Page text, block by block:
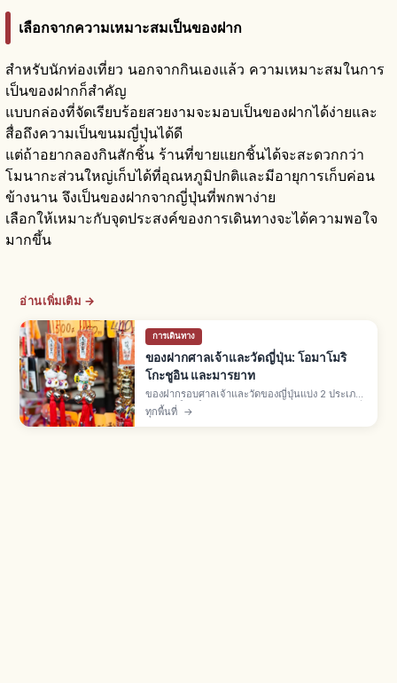
เลือกจากความเหมาะสมเป็นของฝาก
สำหรับนักท่องเที่ยว นอกจากกินเองแล้ว ความเหมาะสมในการ
เป็นของฝากก็สำคัญ
แบบกล่องที่จัดเรียบร้อยสวยงามจะมอบเป็นของฝากได้ง่ายและ
สื่อถึงความเป็นขนมญี่ปุ่นได้ดี
แต่ถ้าอยากลองกินสักชิ้น ร้านที่ขายแยกชิ้นได้จะสะดวกกว่า
โมนากะส่วนใหญ่เก็บได้ที่อุณหภูมิปกติและมีอายุการเก็บค่อน
ข้างนาน จึงเป็นของฝากจากญี่ปุ่นที่พกพาง่าย
เลือกให้เหมาะกับจุดประสงค์ของการเดินทางจะได้ความพอใจ
มากขึ้น
อ่านเพิ่มเติม →
การเดินทาง
ของฝากศาลเจ้าและวัดญี่ปุ่น: โอมาโมริ
โกะชูอิน และมารยาท
ของฝากรอบศาลเจ้าและวัดของญี่ปุ่นแบ่ง 2 ประเภท:
ของศักดิ์สิทธิ์ในเขตวัด (โอมาโมริ โกะชูอิน เอมะ) ที่
"ได้รับ" ผ่านฮัตสึโฮเรียว และของฝากที่ "ซื้อ" จาก
ทุกพื้นที่ →